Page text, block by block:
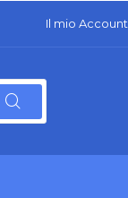
Il mio Account